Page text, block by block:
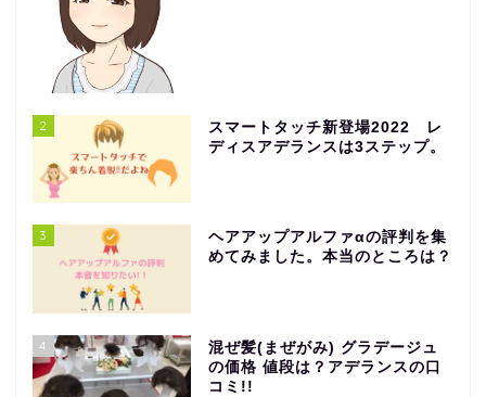
2
スマートタッチ新登場2022 レ
ディスアデランスは3ステップ。
3
ヘアアップアルファαの評判を集
めてみました。本当のところは？
4
混ぜ髪(まぜがみ) グラデージュ
の価格 値段は？アデランスの口
コミ!!